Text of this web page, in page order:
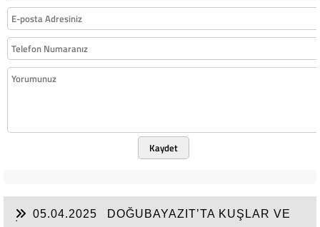
Kaydet
05.04.2025
DOĞUBAYAZIT’TA KUŞLAR VE